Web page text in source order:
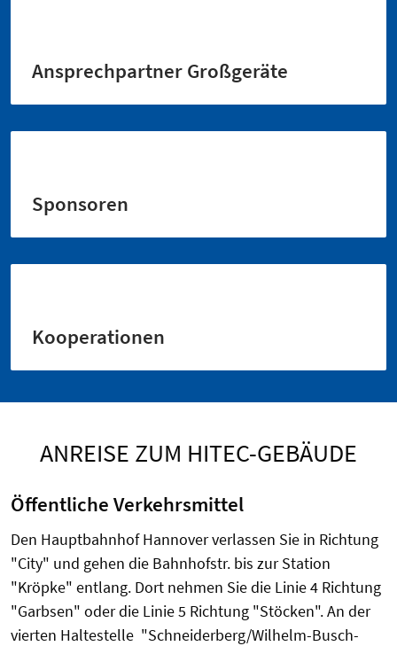
Ansprechpartner Großgeräte
Sponsoren
Kooperationen
ANREISE ZUM HITEC-GEBÄUDE
Öffentliche Verkehrsmittel
Den Hauptbahnhof Hannover verlassen Sie in Richtung
"City" und gehen die Bahnhofstr. bis zur Station
"Kröpke" entlang. Dort nehmen Sie die Linie 4 Richtung
"Garbsen" oder die Linie 5 Richtung "Stöcken". An der
vierten Haltestelle "Schneiderberg/Wilhelm-Busch-